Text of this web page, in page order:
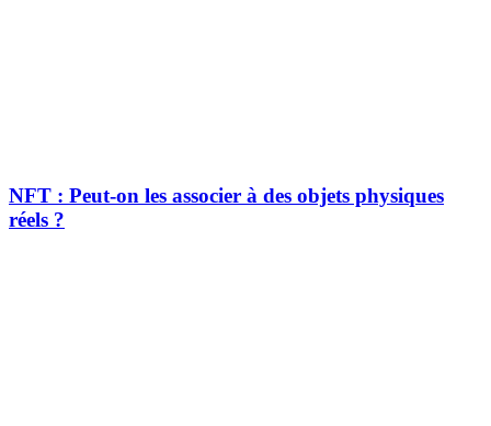
NFT : Peut-on les associer à des objets physiques
réels ?